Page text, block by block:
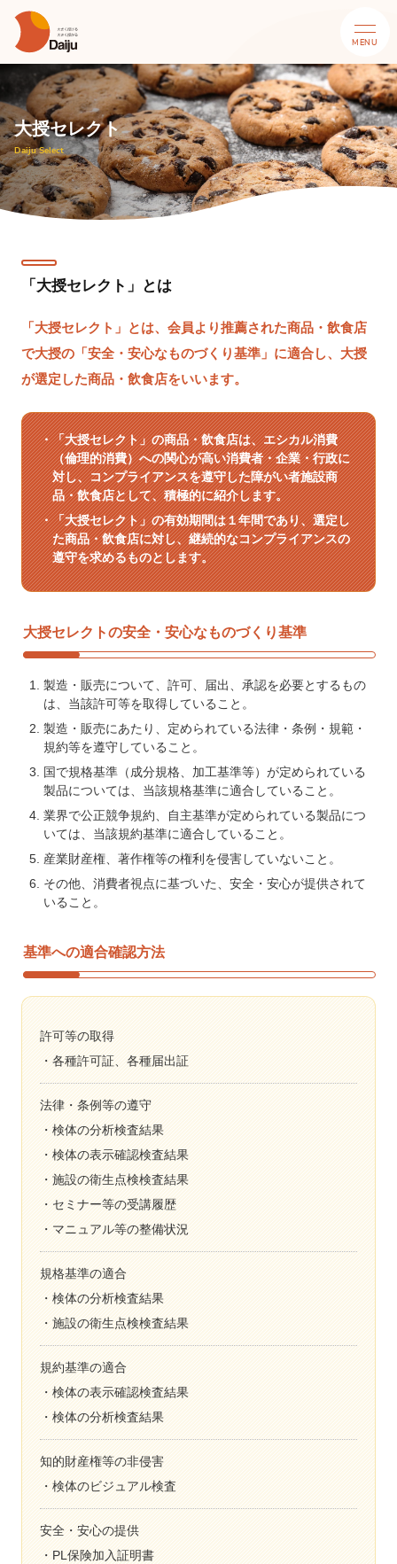
大授セレクト
Daiju Select
「大授セレクト」とは
「大授セレクト」とは、会員より推薦された商品・飲食店
で大授の「安全・安心なものづくり基準」に適合し、大授
が選定した商品・飲食店をいいます。
「大授セレクト」の商品・飲食店は、エシカル消費
（倫理的消費）への関心が高い消費者・企業・行政に
対し、コンプライアンスを遵守した障がい者施設商
品・飲食店として、積極的に紹介します。
「大授セレクト」の有効期間は１年間であり、選定し
た商品・飲食店に対し、継続的なコンプライアンスの
遵守を求めるものとします。
大授セレクトの安全・安心なものづくり基準
製造・販売について、許可、届出、承認を必要とするもの
は、当該許可等を取得していること。
製造・販売にあたり、定められている法律・条例・規範・
規約等を遵守していること。
国で規格基準（成分規格、加工基準等）が定められている
製品については、当該規格基準に適合していること。
業界で公正競争規約、自主基準が定められている製品につ
いては、当該規約基準に適合していること。
産業財産権、著作権等の権利を侵害していないこと。
その他、消費者視点に基づいた、安全・安心が提供されて
いること。
基準への適合確認方法
許可等の取得
各種許可証、各種届出証
法律・条例等の遵守
検体の分析検査結果
検体の表示確認検査結果
施設の衛生点検検査結果
セミナー等の受講履歴
マニュアル等の整備状況
規格基準の適合
検体の分析検査結果
施設の衛生点検検査結果
規約基準の適合
検体の表示確認検査結果
検体の分析検査結果
知的財産権等の非侵害
検体のビジュアル検査
安全・安心の提供
PL保険加入証明書
MENU